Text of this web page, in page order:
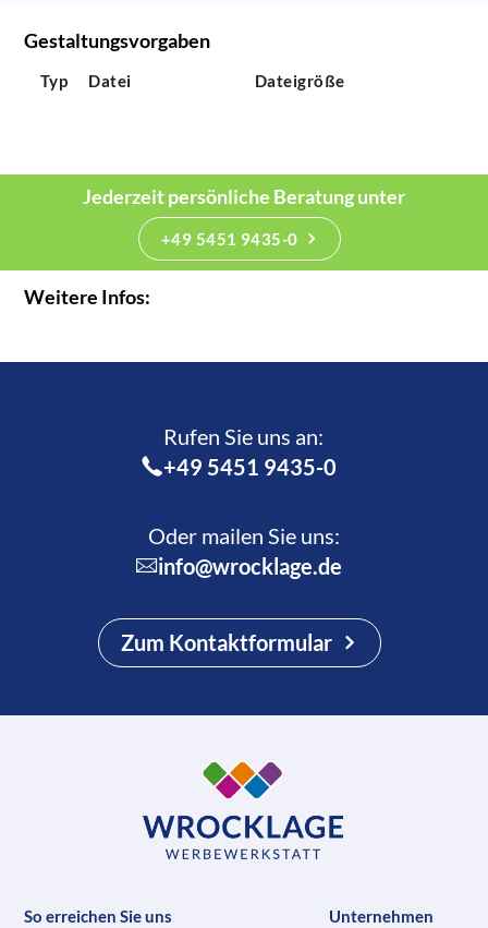
Gestaltungsvorgaben
Typ Datei Dateigröße
Jederzeit persönliche Beratung unter
+49 5451 9435-0
Weitere Infos:
Rufen Sie uns an:­
+49 5451 9435-0
Oder mailen Sie uns:
info@wrocklage.de
Zum Kontaktformular
So erreichen Sie uns
Unternehmen